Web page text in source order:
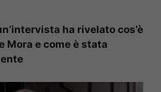
ha rivelato cos’è
Mora e come è stata